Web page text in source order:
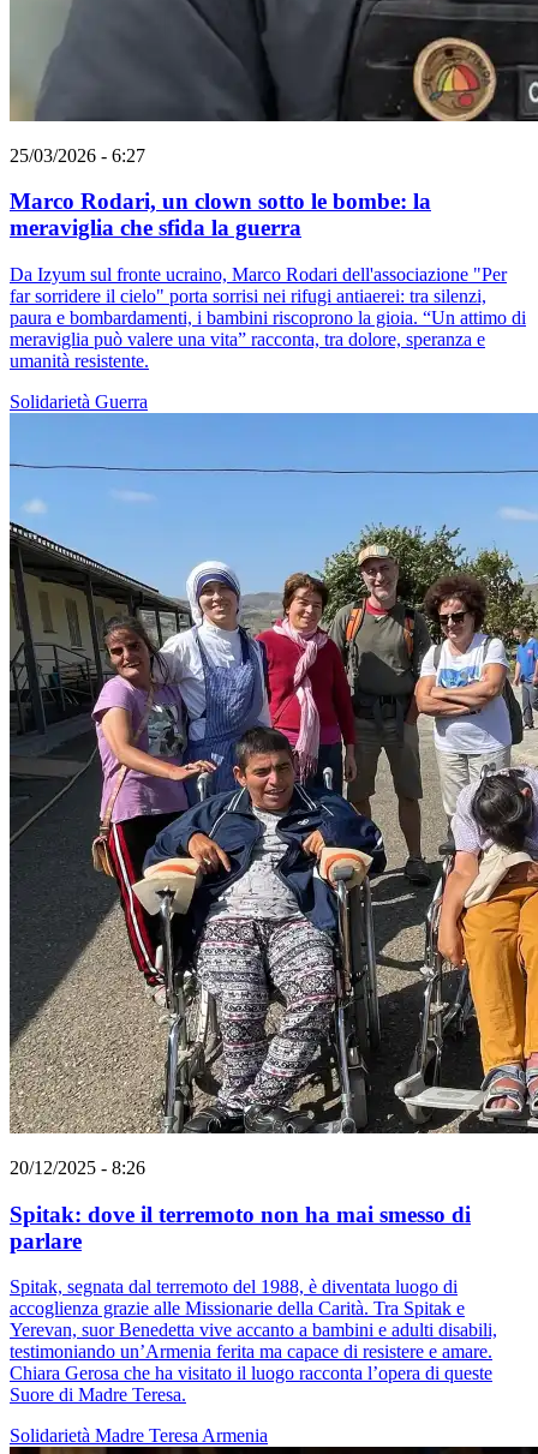
25/03/2026 - 6:27
Marco Rodari, un clown sotto le bombe: la
meraviglia che sfida la guerra
Da Izyum sul fronte ucraino, Marco Rodari dell'associazione "Per
far sorridere il cielo" porta sorrisi nei rifugi antiaerei: tra silenzi,
paura e bombardamenti, i bambini riscoprono la gioia. “Un attimo di
meraviglia può valere una vita” racconta, tra dolore, speranza e
umanità resistente.
Solidarietà Guerra
20/12/2025 - 8:26
Spitak: dove il terremoto non ha mai smesso di
parlare
Spitak, segnata dal terremoto del 1988, è diventata luogo di
accoglienza grazie alle Missionarie della Carità. Tra Spitak e
Yerevan, suor Benedetta vive accanto a bambini e adulti disabili,
testimoniando un’Armenia ferita ma capace di resistere e amare.
Chiara Gerosa che ha visitato il luogo racconta l’opera di queste
Suore di Madre Teresa.
Solidarietà Madre TeresaArmenia